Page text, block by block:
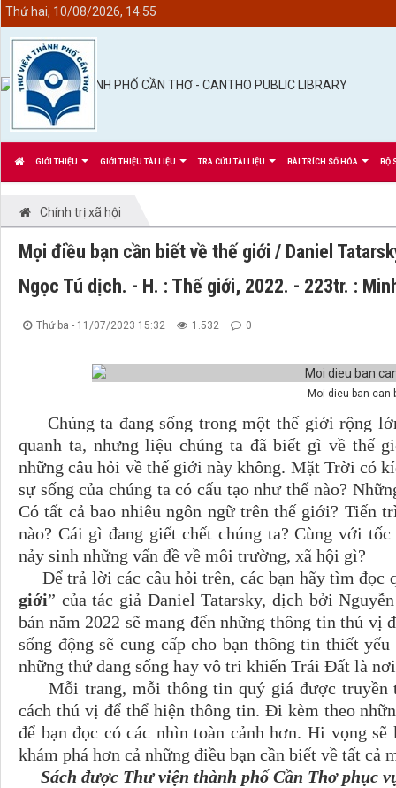
GIỚI THIỆU GIỚI THIỆU TÀI LIỆU TRA CỨU TÀI LIỆU BÀI TRÍCH SỐ HÓA BỘ
Thứ hai, 10/08/2026, 14:55
Chính trị xã hội
Mọi điều bạn cần biết về thế giới / Daniel
Ngọc Tú dịch. - H. : Thế giới, 2022. - 223tr. :
Thứ ba - 11/07/2023 15:32 1.532 0
Moi dieu ban can
Chúng ta đang sống trong một thế giới rộng
quanh ta, nhưng liệu chúng ta đã biết gì về thế
những câu hỏi về thế giới này không. Mặt Trời có
sự sống của chúng ta có cấu tạo như thế nào?
Có tất cả bao nhiêu ngôn ngữ trên thế giới? Tiến
nào? Cái gì đang giết chết chúng ta? Cùng với
nảy sinh những vấn đề về môi trường, xã hội gì?
Để trả lời các câu hỏi trên, các bạn hãy tìm đọc
giới” của tác giả Daniel Tatarsky, dịch bởi
bản năm 2022 sẽ mang đến những thông tin thú vị
sống động sẽ cung cấp cho bạn thông tin thiết
những thứ đang sống hay vô tri khiến Trái Đất là
Mỗi trang, mỗi thông tin quý giá được truyền
cách thú vị để thể hiện thông tin. Đi kèm theo
để bạn đọc có các nhìn toàn cảnh hơn. Hi vọng
khám phá hơn cả những điều bạn cần biết về tất cả
Sách được Thư viện thành phố Cần Thơ phục
<